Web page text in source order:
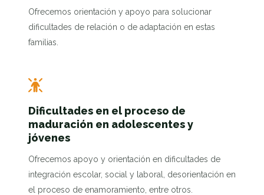
Ofrecemos orientación y apoyo para solucionar
dificultades de relación o de adaptación en estas
familias.
Dificultades en el proceso de
maduración en adolescentes y
jóvenes
Ofrecemos apoyo y orientación en dificultades de
integración escolar, social y laboral, desorientación en
el proceso de enamoramiento, entre otros.